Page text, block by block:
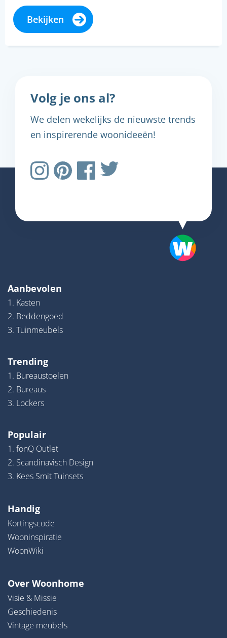
Bekijken
Volg je ons al?
We delen wekelijks de nieuwste trends
en inspirerende woonideeën!
Aanbevolen
1. Kasten
2. Beddengoed
3. Tuinmeubels
Trending
1. Bureaustoelen
2. Bureaus
3. Lockers
Populair
1. fonQ Outlet
2. Scandinavisch Design
3. Kees Smit Tuinsets
Handig
Kortingscode
Wooninspiratie
WoonWiki
Over Woonhome
Visie & Missie
Geschiedenis
Vintage meubels